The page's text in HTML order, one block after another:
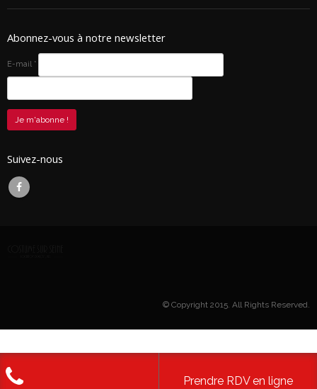
Abonnez-vous à notre newsletter
E-mail *
Suivez-nous
© Copyright 2015. All Rights Reserved.
Prendre RDV en ligne